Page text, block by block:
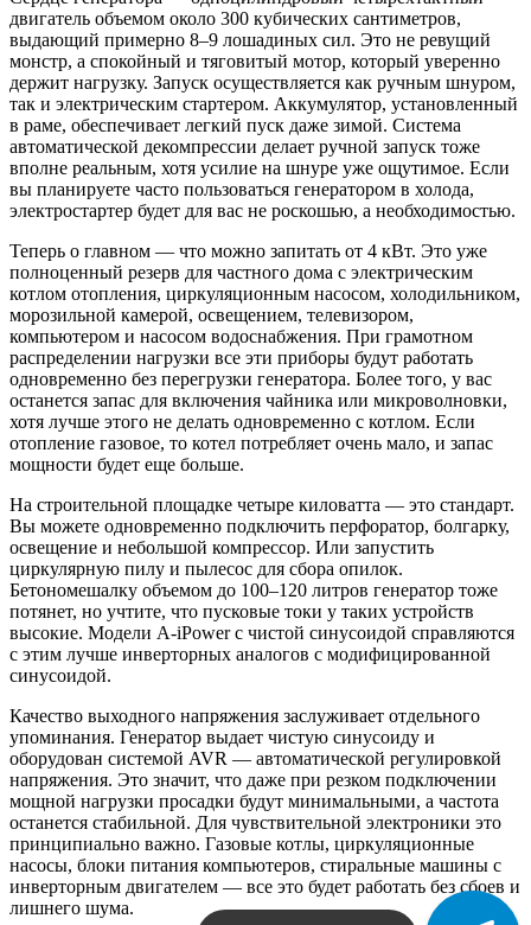
двигатель объемом около 300 кубических сантиметров,
выдающий примерно 8–9 лошадиных сил. Это не ревущий
монстр, а спокойный и тяговитый мотор, который уверенно
держит нагрузку. Запуск осуществляется как ручным шнуром,
так и электрическим стартером. Аккумулятор, установленный
в раме, обеспечивает легкий пуск даже зимой. Система
автоматической декомпрессии делает ручной запуск тоже
вполне реальным, хотя усилие на шнуре уже ощутимое. Если
вы планируете часто пользоваться генератором в холода,
электростартер будет для вас не роскошью, а необходимостью.
Теперь о главном — что можно запитать от 4 кВт. Это уже
полноценный резерв для частного дома с электрическим
котлом отопления, циркуляционным насосом, холодильником,
морозильной камерой, освещением, телевизором,
компьютером и насосом водоснабжения. При грамотном
распределении нагрузки все эти приборы будут работать
одновременно без перегрузки генератора. Более того, у вас
останется запас для включения чайника или микроволновки,
хотя лучше этого не делать одновременно с котлом. Если
отопление газовое, то котел потребляет очень мало, и запас
мощности будет еще больше.
На строительной площадке четыре киловатта — это стандарт.
Вы можете одновременно подключить перфоратор, болгарку,
освещение и небольшой компрессор. Или запустить
циркулярную пилу и пылесос для сбора опилок.
Бетономешалку объемом до 100–120 литров генератор тоже
потянет, но учтите, что пусковые токи у таких устройств
высокие. Модели A-iPower с чистой синусоидой справляются
с этим лучше инверторных аналогов с модифицированной
синусоидой.
Качество выходного напряжения заслуживает отдельного
упоминания. Генератор выдает чистую синусоиду и
оборудован системой AVR — автоматической регулировкой
напряжения. Это значит, что даже при резком подключении
мощной нагрузки просадки будут минимальными, а частота
останется стабильной. Для чувствительной электроники это
принципиально важно. Газовые котлы, циркуляционные
насосы, блоки питания компьютеров, стиральные машины с
инверторным двигателем — все это будет работать без сбоев и
лишнего шума.